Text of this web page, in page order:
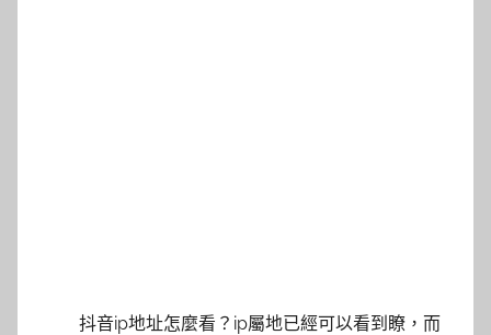
抖音ip地址怎麼看？ip屬地已經可以看到瞭，而